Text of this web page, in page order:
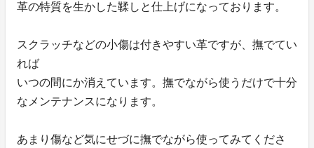
革の特質を生かした鞣しと仕上げになっております。
スクラッチなどの小傷は付きやすい革ですが、撫でてい
れば
いつの間にか消えています。撫でながら使うだけで十分
なメンテナンスになります。
あまり傷など気にせづに撫でながら使ってみてくださ